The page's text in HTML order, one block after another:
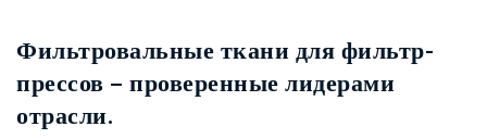
Фильтровальные ткани для фильтр-
прессов – проверенные лидерами
отрасли.